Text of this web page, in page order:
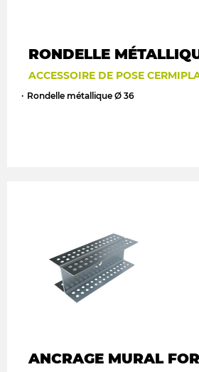
RONDELLE
ACCESSOIRE DE POSE
Rondelle métallique Ø 36
ANCRAGE MURAL